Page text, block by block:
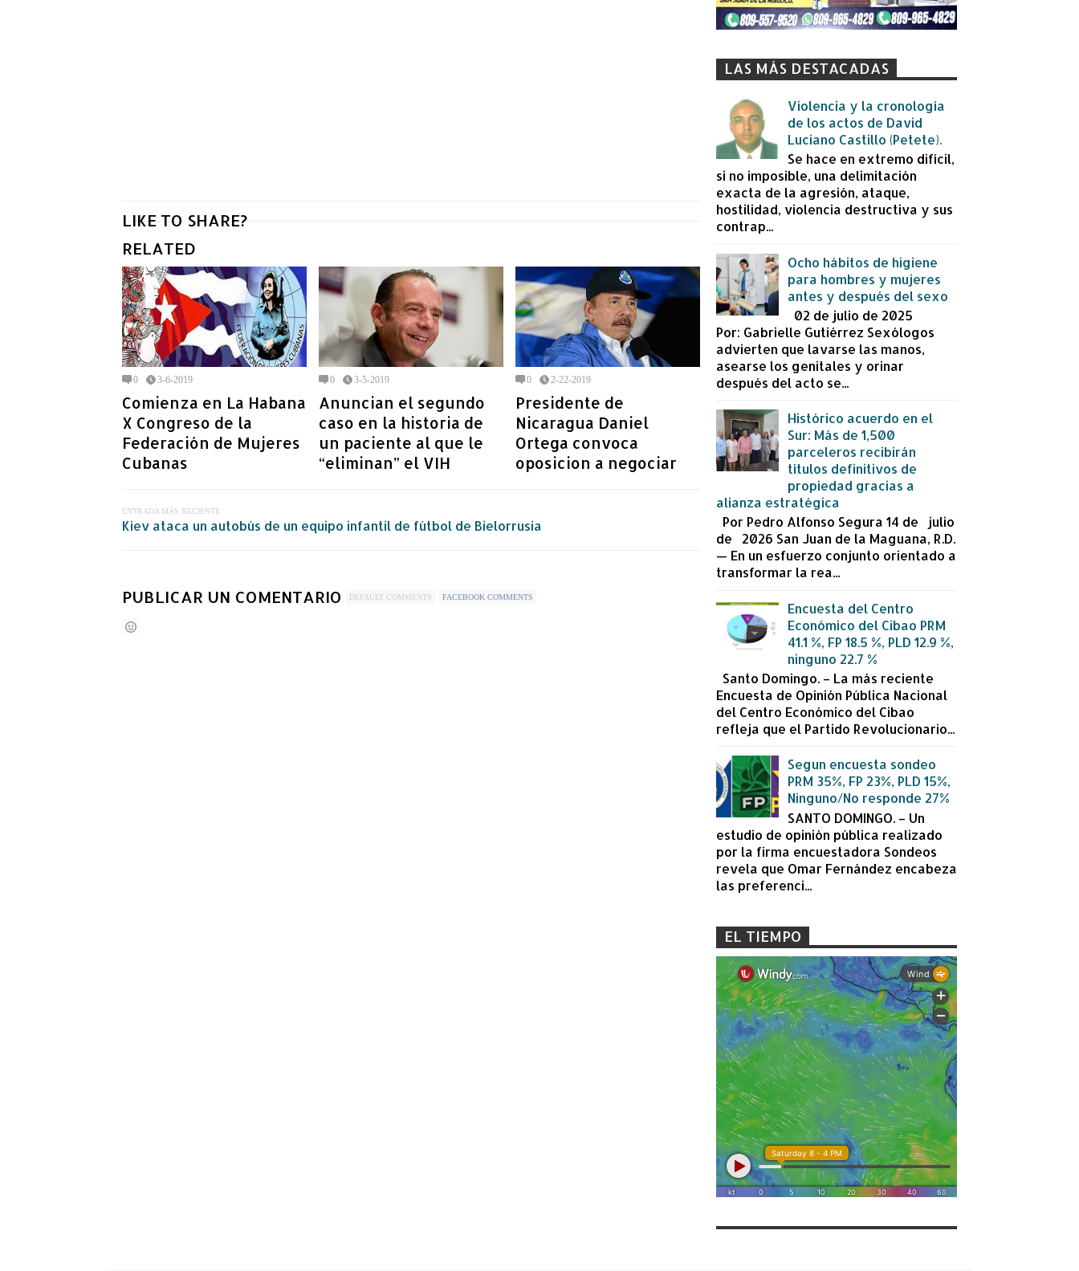
LIKE TO SHARE?
RELATED
0 3-6-2019
Comienza en La Habana
X Congreso de la
Federación de Mujeres
Cubanas
0 3-5-2019
Anuncian el segundo
caso en la historia de
un paciente al que le
“eliminan” el VIH
0 2-22-2019
Presidente de
Nicaragua Daniel
Ortega convoca
oposicion a negociar
ENTRADA MÁS RECIENTE
Kiev ataca un autobús de un equipo infantil de fútbol de Bielorrusia
PUBLICAR UN COMENTARIO DEFAULT COMMENTS FACEBOOK COMMENTS
LAS MÁS DESTACADAS
Violencia y la cronología
de los actos de David
Luciano Castillo (Petete).
Se hace en extremo difícil,
si no imposible, una delimitación
exacta de la agresión, ataque,
hostilidad, violencia destructiva y sus
contrap...
Ocho hábitos de higiene
para hombres y mujeres
antes y después del sexo
02 de julio de 2025
Por: Gabrielle Gutiérrez Sexólogos
advierten que lavarse las manos,
asearse los genitales y orinar
después del acto se...
Histórico acuerdo en el
Sur: Más de 1,500
parceleros recibirán
títulos definitivos de
propiedad gracias a
alianza estratégica
Por Pedro Alfonso Segura 14 de julio
de 2026 San Juan de la Maguana, R.D.
— En un esfuerzo conjunto orientado a
transformar la rea...
Encuesta del Centro
Económico del Cibao PRM
41.1 %, FP 18.5 %, PLD 12.9 %,
ninguno 22.7 %
Santo Domingo. – La más reciente
Encuesta de Opinión Pública Nacional
del Centro Económico del Cibao
refleja que el Partido Revolucionario...
Segun encuesta sondeo
PRM 35%, FP 23%, PLD 15%,
Ninguno/No responde 27%
SANTO DOMINGO. – Un
estudio de opinión pública realizado
por la firma encuestadora Sondeos
revela que Omar Fernández encabeza
las preferenci...
EL TIEMPO